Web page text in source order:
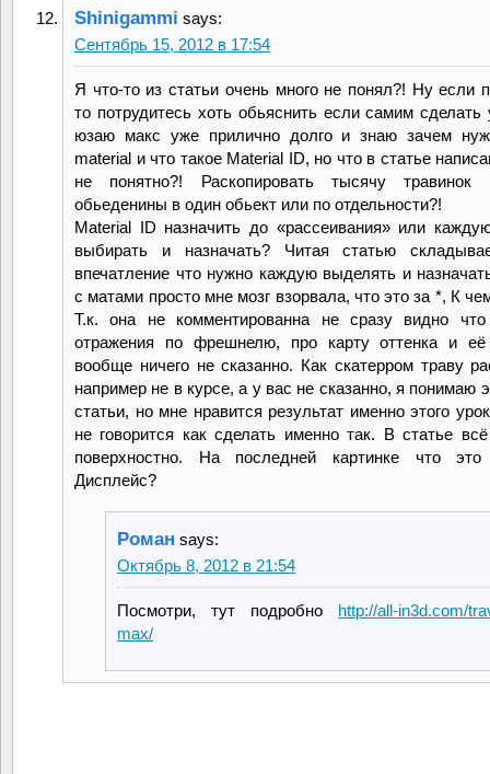
Shinigammi says:
Сентябрь 15, 2012 в 17:54
Я что-то из статьи очень много не понял?! Ну если
то потрудитесь хоть обьяснить если самим
юзаю макс уже прилично долго и знаю зачем
material и что такое Material ID, но что в статье
не понятно?! Раскопировать тысячу травинок
обьеденины в один обьект или по отдельности?!
Material ID назначить до «рассеивания» или
выбирать и назначать? Читая статью
впечатление что нужно каждую выделять и
с матами просто мне мозг взорвала, что это за *, К
Т.к. она не комментированна не сразу видно
отражения по фрешнелю, про карту оттенка и её
вообще ничего не сказанно. Как скатерром траву
например не в курсе, а у вас не сказанно, я понимаю
статьи, но мне нравится результат именно этого
не говорится как сделать именно так. В статье
поверхностно. На последней картинке что
Дисплейс?
Роман says:
Октябрь 8, 2012 в 21:54
Посмотри, тут подробно http://all-in3d.com/
max/